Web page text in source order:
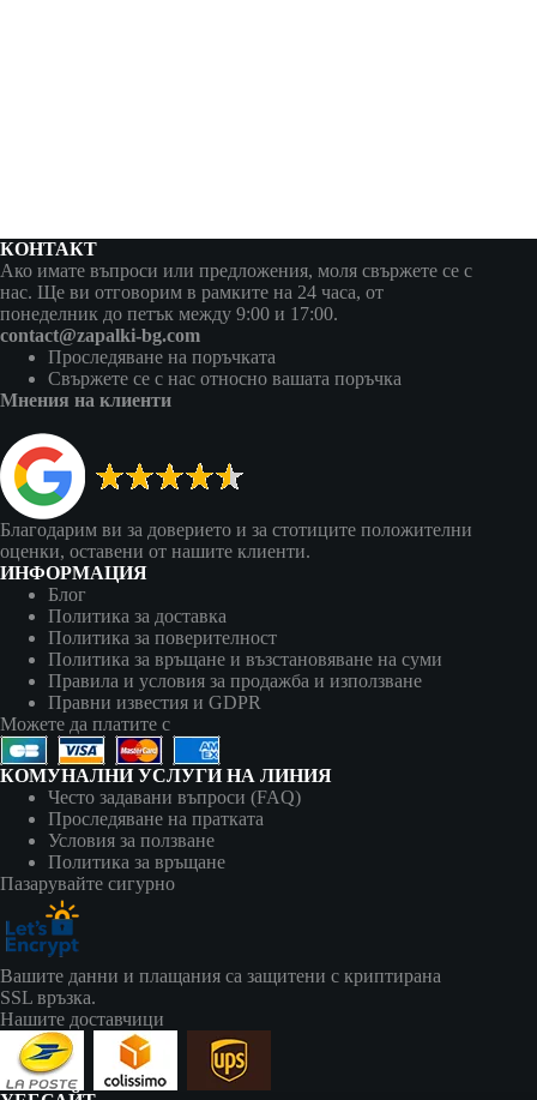
КОНТАКТ
Ако имате въпроси или предложения, моля свържете се с
нас. Ще ви отговорим в рамките на 24 часа, от
понеделник до петък между 9:00 и 17:00.
contact@zapalki-bg.com
Проследяване на поръчката
Свържете се с нас относно вашата поръчка
Мнения на клиенти
Благодарим ви за доверието и за стотиците положителни
оценки, оставени от нашите клиенти.
ИНФОРМАЦИЯ
Блог
Политика за доставка
Политика за поверителност
Политика за връщане и възстановяване на суми
Правила и условия за продажба и използване
Правни известия и GDPR
Можете да платите с
КОМУНАЛНИ УСЛУГИ НА ЛИНИЯ
Често задавани въпроси (FAQ)
Проследяване на пратката
Условия за ползване
Политика за връщане
Пазарувайте сигурно
Вашите данни и плащания са защитени с криптирана
SSL връзка.
Нашите доставчици